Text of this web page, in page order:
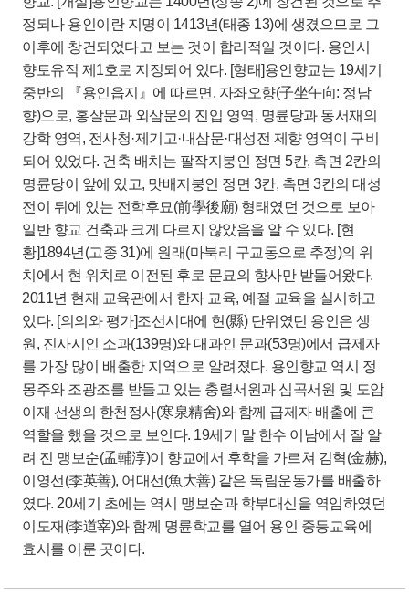
정되나 용인이란 지명이 1413년(태종 13)에 생겼으므로 그
이후에 창건되었다고 보는 것이 합리적일 것이다. 용인시
향토유적 제1호로 지정되어 있다. [형태]용인향교는 19세기
중반의 『용인읍지』에 따르면, 자좌오향(子坐午向: 정남
향)으로, 홍살문과 외삼문의 진입 영역, 명륜당과 동서재의
강학 영역, 전사청·제기고·내삼문·대성전 제향 영역이 구비
되어 있었다. 건축 배치는 팔작지붕인 정면 5칸, 측면 2칸의
명륜당이 앞에 있고, 맛배지붕인 정면 3칸, 측면 3칸의 대성
전이 뒤에 있는 전학후묘(前學後廟) 형태였던 것으로 보아
일반 향교 건축과 크게 다르지 않았음을 알 수 있다. [현
황]1894년(고종 31)에 원래(마북리 구교동으로 추정)의 위
치에서 현 위치로 이전된 후로 문묘의 향사만 받들어왔다.
2011년 현재 교육관에서 한자 교육, 예절 교육을 실시하고
있다. [의의와 평가]조선시대에 현(縣) 단위였던 용인은 생
원, 진사시인 소과(139명)와 대과인 문과(53명)에서 급제자
를 가장 많이 배출한 지역으로 알려졌다. 용인향교 역시 정
몽주와 조광조를 받들고 있는 충렬서원과 심곡서원 및 도암
이재 선생의 한천정사(寒泉精舍)와 함께 급제자 배출에 큰
역할을 했을 것으로 보인다. 19세기 말 한수 이남에서 잘 알
려 진 맹보순(孟輔淳)이 향교에서 후학을 가르쳐 김혁(金赫),
이영선(李英善), 어대선(魚大善) 같은 독림운동가를 배출하
였다. 20세기 초에는 역시 맹보순과 학부대신을 역임하였던
이도재(李道宰)와 함께 명륜학교를 열어 용인 중등교육에
효시를 이룬 곳이다.